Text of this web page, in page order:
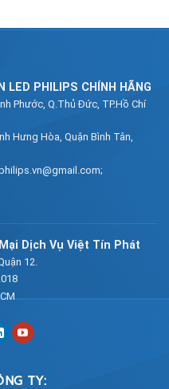
LED PHILIPS CHÍNH HÃNG
Phước, Q.Thủ Đức, TP.Hồ Chí
Hưng Hòa, Quận Bình Tân,
Dịch Vụ Việt Tín Phát
12.
TY: